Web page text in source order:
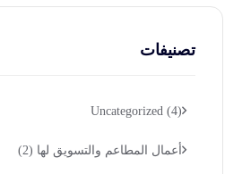
تصنيفات
Uncategorized (4)
أعمال المطاعم والتسويق لها (2)